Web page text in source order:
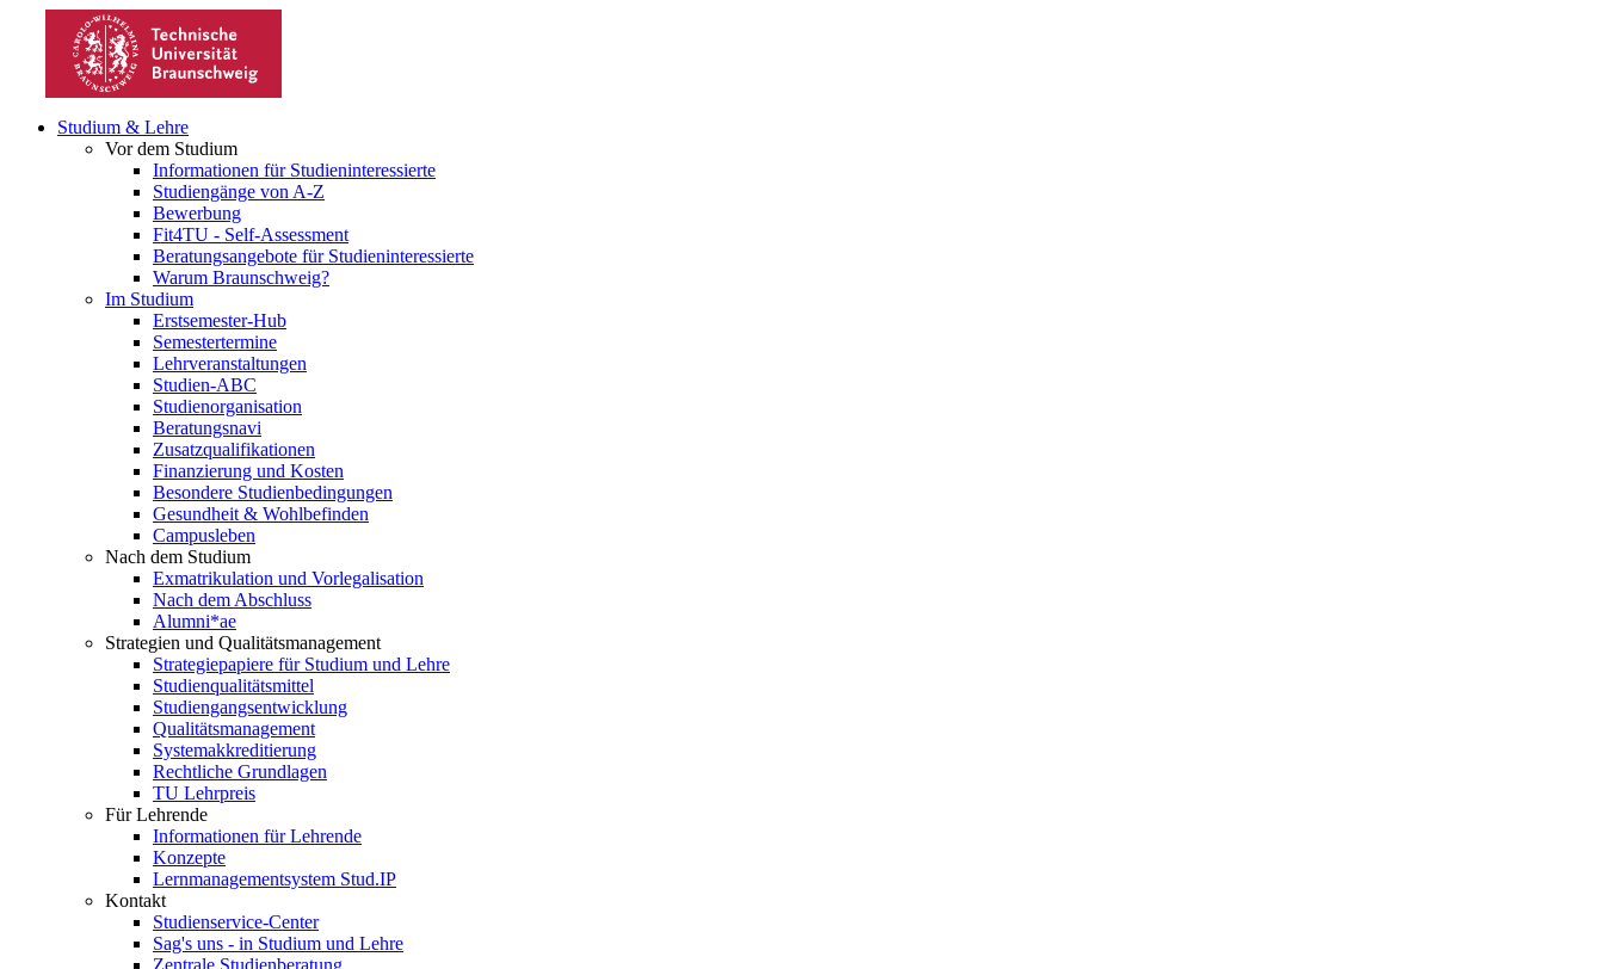
Studium & Lehre
Vor dem Studium
Informationen für Studieninteressierte
Studiengänge von A-Z
Bewerbung
Fit4TU - Self-Assessment
Beratungsangebote für Studieninteressierte
Warum Braunschweig?
Im Studium
Erstsemester-Hub
Semestertermine
Lehrveranstaltungen
Studien-ABC
Studienorganisation
Beratungsnavi
Zusatzqualifikationen
Finanzierung und Kosten
Besondere Studienbedingungen
Gesundheit & Wohlbefinden
Campusleben
Nach dem Studium
Exmatrikulation und Vorlegalisation
Nach dem Abschluss
Alumni*ae
Strategien und Qualitätsmanagement
Strategiepapiere für Studium und Lehre
Studienqualitätsmittel
Studiengangsentwicklung
Qualitätsmanagement
Systemakkreditierung
Rechtliche Grundlagen
TU Lehrpreis
Für Lehrende
Informationen für Lehrende
Konzepte
Lernmanagementsystem Stud.IP
Kontakt
Studienservice-Center
Sag's uns - in Studium und Lehre
Zentrale Studienberatung